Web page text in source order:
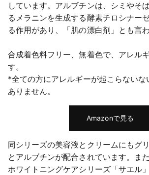
しています。アルブチンは、シミやそ
るメラニンを生成する酵素チロシナー
る作用があり、「肌の漂白剤」とも言わ
合成着色料フリー、無着色で、アレル
す。
*全ての方にアレルギーが起こらないな
ありません。
Amazonで見る
同シリーズの美容液とクリームにもグ
とアルブチンが配合されています。ま
ホワイトニングケアシリーズ「サエル